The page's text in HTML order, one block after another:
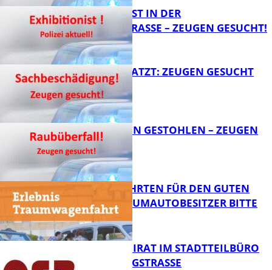
EXHIBITIONIST IN DER
VELMANNSTRASSE – ZEUGEN GESUCHT!
AUTO ZERKRATZT: ZEUGEN GESUCHT
FB News
TEURE KETTEN GESTOHLEN – ZEUGEN
GESUCHT!
SPENDENFAHRTEN FÜR DEN GUTEN
ZWECK – TRAUMAUTOBESITZER BITTE
MELDEN!
SENIORENBEIRAT IM STADTTEILBÜRO
IN DER KÖNIGSTRASSE